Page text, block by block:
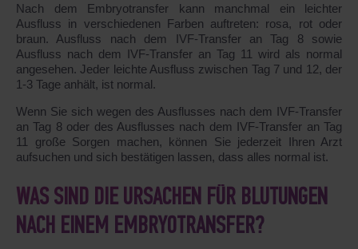
Nach dem Embryotransfer kann manchmal ein leichter
Ausfluss in verschiedenen Farben auftreten: rosa, rot oder
braun. Ausfluss nach dem IVF-Transfer an Tag 8 sowie
Ausfluss nach dem IVF-Transfer an Tag 11 wird als normal
angesehen. Jeder leichte Ausfluss zwischen Tag 7 und 12, der
1-3 Tage anhält, ist normal.
Wenn Sie sich wegen des Ausflusses nach dem IVF-Transfer
an Tag 8 oder des Ausflusses nach dem IVF-Transfer an Tag
11 große Sorgen machen, können Sie jederzeit Ihren Arzt
aufsuchen und sich bestätigen lassen, dass alles normal ist.
WAS SIND DIE URSACHEN FÜR BLUTUNGEN
NACH EINEM EMBRYOTRANSFER?